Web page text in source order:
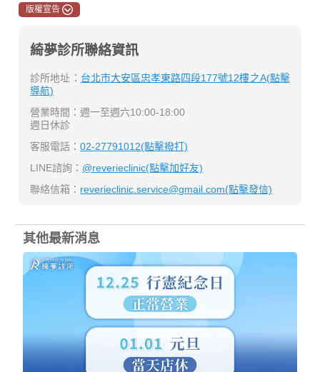
版權宣告
綺夢診所聯絡資訊
診所地址： 台北市大安區忠孝東路四段177號12樓之A(點擊
導航)
營業時間：週一至週六10:00-18:00
週日休診
客服電話：02-27791012(點擊撥打)
LINE諮詢： @reverieclinic(點擊加好友)
聯絡信箱： reverieclinic.service@gmail.com(點擊發信)
其他最新消息